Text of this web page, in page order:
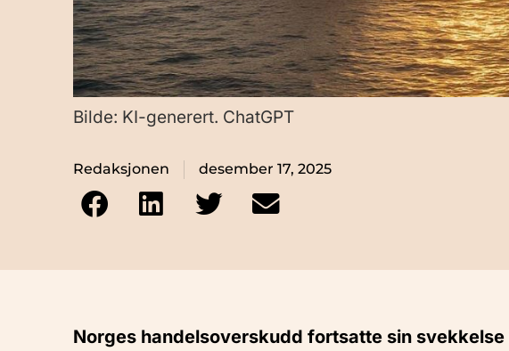
Bilde: KI-generert. ChatGPT
Redaksjonen desember 17, 2025
Norges handelsoverskudd fortsatte sin